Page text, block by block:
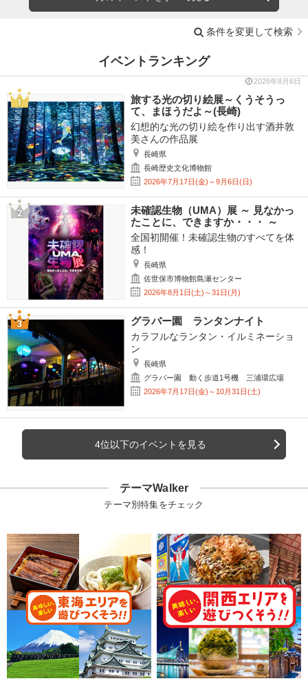
条件を変更して検索
イベントランキング
2026年8月6日
旅する光の切り絵展～くうそうっ
て、まほうだよ～(長崎)
幻想的な光の切り絵を作り出す酒井敦
美さんの作品展
長崎県
長崎歴史文化博物館
2026年7月17日(金)～9月6日(日)
未確認生物（UMA）展 ～ 見なかっ
たことに、できますか・・・ ～
全国初開催！未確認生物のすべてを体
感！
長崎県
佐世保市博物館島瀬センター
2026年8月1日(土)～31日(月)
グラバー園 ランタンナイト
カラフルなランタン・イルミネーショ
ン
長崎県
グラバー園 動く歩道1号機 三浦環広場
2026年7月17日(金)～10月31日(土)
4位以下のイベントを見る
テーマWalker
テーマ別特集をチェック